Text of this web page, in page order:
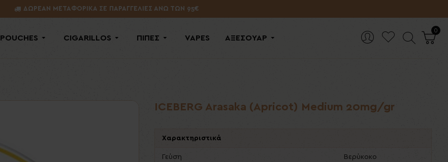
ΔΩΡΕΑΝ ΜΕΤΑΦΟΡΙΚΑ ΣΕ ΠΑΡΑΓΓΕΛΙΕΣ ΑΝΩ ΤΩΝ 95€
POUCHES CIGARILLOS ΠΙΠΕΣ VAPES ΑΞΕΣΟΥΑΡ
0
ICEBERG Arasaka (Apricot) Medium 20mg/gr
Χαρακτηριστικά
Γεύση Βερύκοκο